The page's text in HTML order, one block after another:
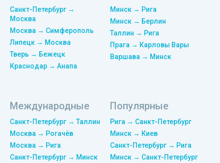
Санкт-Петербург →
Москва
Москва → Симферополь
Липецк → Москва
Тверь → Бежецк
Краснодар → Анапа
Минск → Рига
Минск → Берлин
Таллин → Рига
Прага → Карловы Вары
Варшава → Минск
Международные
Санкт-Петербург → Таллин
Москва → Рогачёв
Москва → Рига
Санкт-Петербург → Минск
Популярные
Рига → Санкт-Петербург
Минск → Киев
Санкт-Петербург → Рига
Минск → Санкт-Петербург